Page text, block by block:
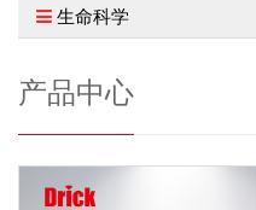
生命科学
产品中心